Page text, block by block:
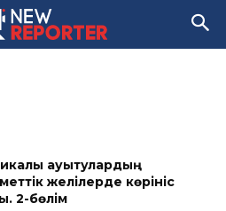
ауытқулардың
желілерде көрініс
2-бөлім